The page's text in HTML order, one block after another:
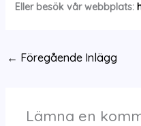
Eller besök vår webbplats:
← Föregående Inlägg
Lämna en